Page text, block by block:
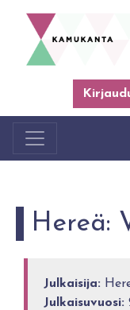
Hereä:
Julkaisija:
Julkaisuvuosi: